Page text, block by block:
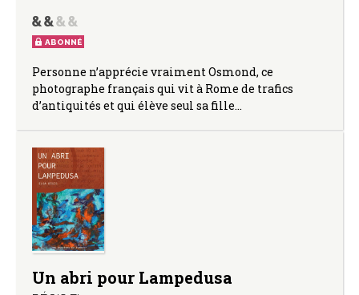
ABONNÉ
Personne n’apprécie vraiment Osmond, ce
photographe français qui vit à Rome de trafics
d’antiquités et qui élève seul sa fille…
Un abri pour Lampedusa